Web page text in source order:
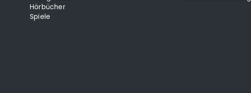
Hörbücher
Spiele